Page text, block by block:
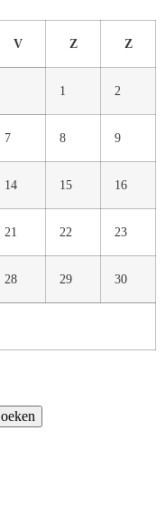
V Z Z
1 2
7 8 9
14 15 16
21 22 23
28 29 30